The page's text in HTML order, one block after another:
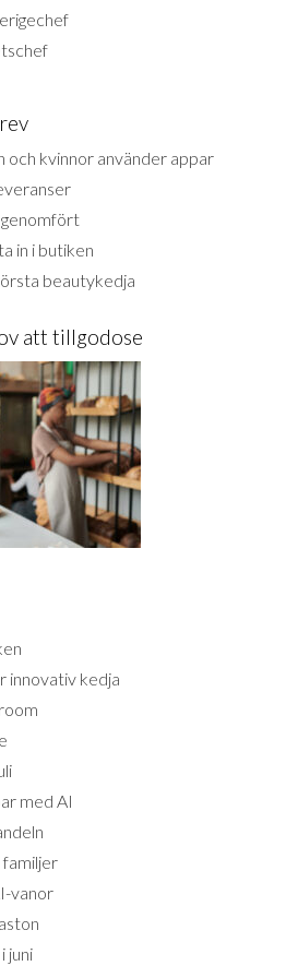
och kvinnor använder appar
in i butiken
beautykedja
att tillgodose
innovativ kedja
med AI
familjer
vanor
juni